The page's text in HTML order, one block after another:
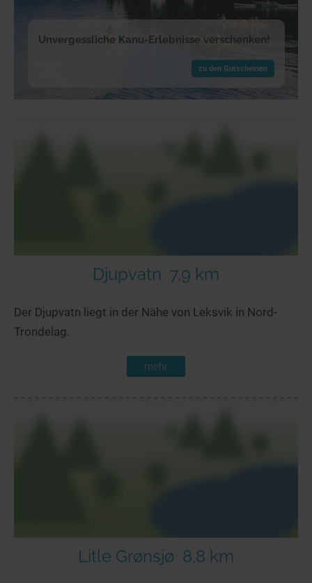
Unvergessliche Kanu-Erlebnisse verschenken!
zu den Gutscheinen
Djupvatn 7,9 km
Der Djupvatn liegt in der Nähe von Leksvik in Nord-
Trondelag.
mehr
Litle Grønsjø 8,8 km